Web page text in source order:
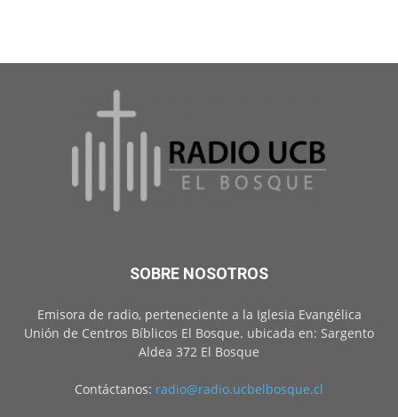
SOBRE NOSOTROS
Emisora de radio, perteneciente a la Iglesia Evangélica
Unión de Centros Bíblicos El Bosque. ubicada en: Sargento
Aldea 372 El Bosque
Contáctanos: radio@radio.ucbelbosque.cl